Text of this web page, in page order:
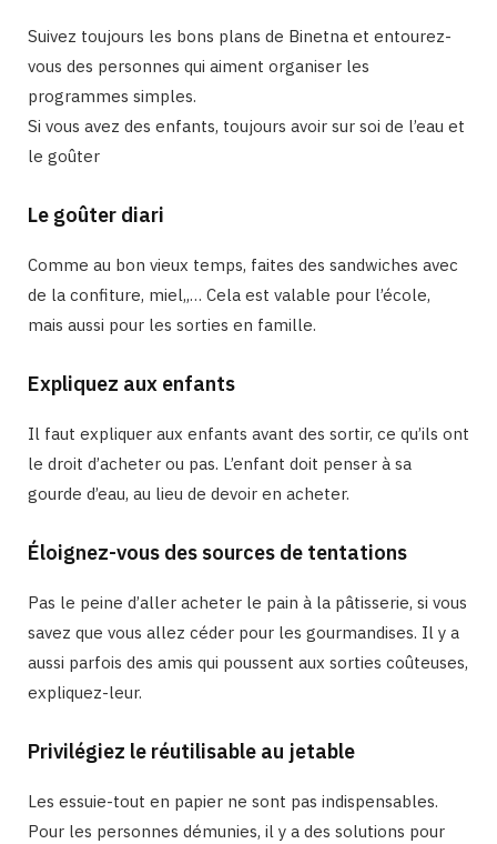
Suivez toujours les bons plans de Binetna et entourez-
vous des personnes qui aiment organiser les
programmes simples.
Si vous avez des enfants, toujours avoir sur soi de l’eau et
le goûter
Le goûter diari
Comme au bon vieux temps, faites des sandwiches avec
de la confiture, miel,,… Cela est valable pour l’école,
mais aussi pour les sorties en famille.
Expliquez aux enfants
Il faut expliquer aux enfants avant des sortir, ce qu’ils ont
le droit d’acheter ou pas. L’enfant doit penser à sa
gourde d’eau, au lieu de devoir en acheter.
Éloignez-vous des sources de tentations
Pas le peine d’aller acheter le pain à la pâtisserie, si vous
savez que vous allez céder pour les gourmandises. Il y a
aussi parfois des amis qui poussent aux sorties coûteuses,
expliquez-leur.
Privilégiez le réutilisable au jetable
Les essuie-tout en papier ne sont pas indispensables.
Pour les personnes démunies, il y a des solutions pour